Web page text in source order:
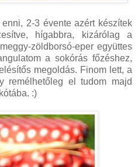
2-3 évente azért készítek
hígabbra, kizárólag a
zöldborsó-eper együttes
a sokórás főzéshez,
megoldás. Finom lett, a
remélhetőleg el tudom majd
:)